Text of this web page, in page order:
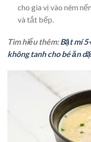
cho gia vị vào nêm
và tắt bếp.
Tìm hiểu thêm:Bật mí
không tanh cho bé ăn